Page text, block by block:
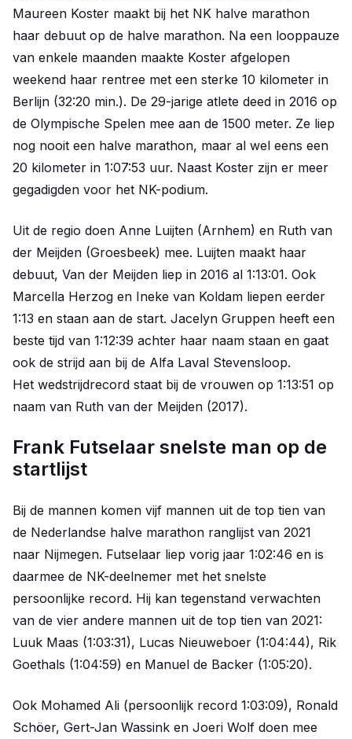
Maureen Koster maakt bij het NK halve marathon
haar debuut op de halve marathon. Na een looppauze
van enkele maanden maakte Koster afgelopen
weekend haar rentree met een sterke 10 kilometer in
Berlijn (32:20 min.). De 29-jarige atlete deed in 2016 op
de Olympische Spelen mee aan de 1500 meter. Ze liep
nog nooit een halve marathon, maar al wel eens een
20 kilometer in 1:07:53 uur. Naast Koster zijn er meer
gegadigden voor het NK-podium.
Uit de regio doen Anne Luijten (Arnhem) en Ruth van
der Meijden (Groesbeek) mee. Luijten maakt haar
debuut, Van der Meijden liep in 2016 al 1:13:01. Ook
Marcella Herzog en Ineke van Koldam liepen eerder
1:13 en staan aan de start. Jacelyn Gruppen heeft een
beste tijd van 1:12:39 achter haar naam staan en gaat
ook de strijd aan bij de Alfa Laval Stevensloop.
Het wedstrijdrecord staat bij de vrouwen op 1:13:51 op
naam van Ruth van der Meijden (2017).
Frank Futselaar snelste man op de
startlijst
Bij de mannen komen vijf mannen uit de top tien van
de Nederlandse halve marathon ranglijst van 2021
naar Nijmegen. Futselaar liep vorig jaar 1:02:46 en is
daarmee de NK-deelnemer met het snelste
persoonlijke record. Hij kan tegenstand verwachten
van de vier andere mannen uit de top tien van 2021:
Luuk Maas (1:03:31), Lucas Nieuweboer (1:04:44), Rik
Goethals (1:04:59) en Manuel de Backer (1:05:20).
Ook Mohamed Ali (persoonlijk record 1:03:09), Ronald
Schöer, Gert-Jan Wassink en Joeri Wolf doen mee